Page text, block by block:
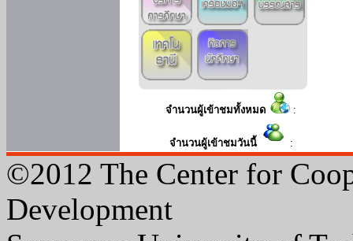
จำนวนผู้เข้าชมทั้งหมด :
จำนวนผู้เข้าชมวันนี้ :
©2012 The Center for
Development